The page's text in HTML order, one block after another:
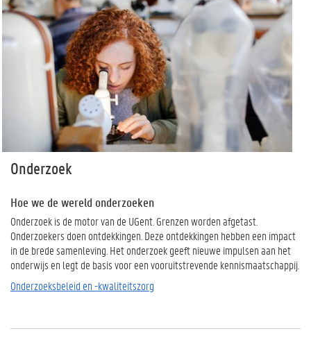
Onderzoek
Hoe we de wereld onderzoeken
Onderzoek is de motor van de UGent. Grenzen worden afgetast.
Onderzoekers doen ontdekkingen. Deze ontdekkingen hebben een impact
in de brede samenleving. Het onderzoek geeft nieuwe impulsen aan het
onderwijs en legt de basis voor een vooruitstrevende kennismaatschappij.
Onderzoeksbeleid en -kwaliteitszorg